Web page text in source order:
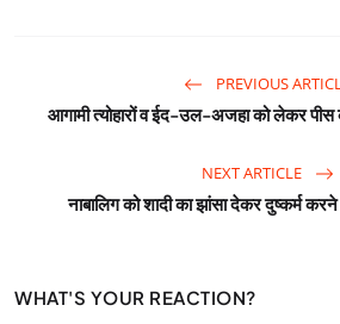
PREVIOUS
आगामी त्योहारों व ईद-उल-अजहा को लेकर
NEXT ARTICLE
नाबालिग को शादी का झांसा देकर दुष्कर्म करने
WHAT'S YOUR REACTION?